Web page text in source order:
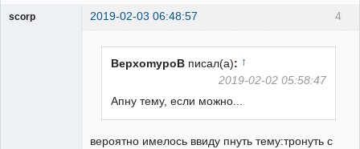
4
scorp 2019-02-03 06:48:57
BepxomypoB писал(а): ↑
2019-02-02 05:58:47
Апну тему, если можно...
вероятно имелось ввиду пнуть тему:тронуть с